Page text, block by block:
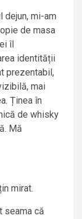
dejun, mi-am
de masa
îl
identității
prezentabil,
mai
Ținea în
de whisky
Mă
mirat.
seama că